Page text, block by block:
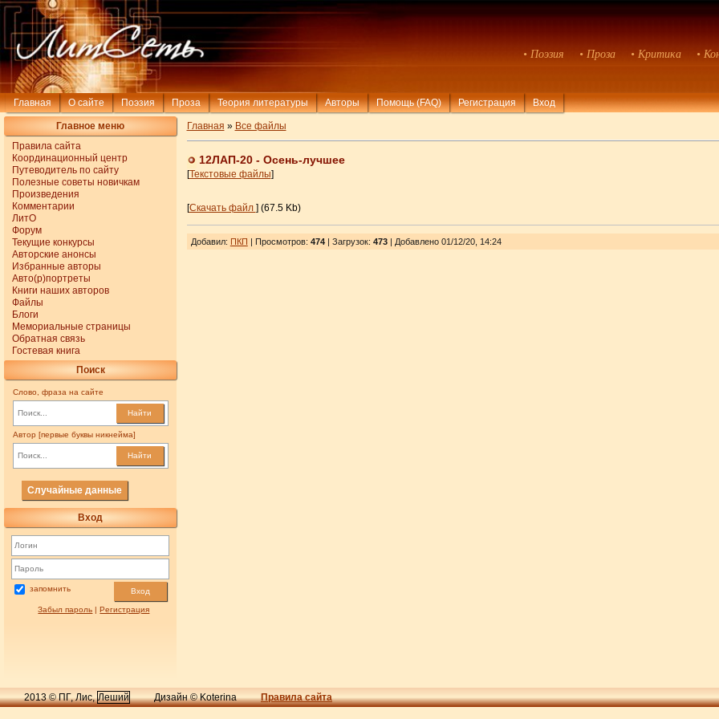
• Поэзия • Проза • Критика •
Главная О сайте Поэзия Проза Теория литературы Авторы Помощь (FAQ) Регистрация Вход
Главное меню
Правила сайта
Координационный центр
Путеводитель по сайту
Полезные советы новичкам
Произведения
Комментарии
ЛитО
Форум
Текущие конкурсы
Авторские анонсы
Избранные авторы
Авто(р)портреты
Книги наших авторов
Файлы
Блоги
Мемориальные страницы
Обратная связь
Гостевая книга
Поиск
Слово, фраза на сайте
Найти
Автор [первые буквы никнейма]
Найти
Случайные данные
Вход
запомнить Вход
Забыл пароль |Регистрация
Главная » Все файлы
12ЛАП-20 - Осень-лучшее
[Текстовые файлы]
[Скачать файл ] (67.5 Kb)
Добавил: ПКП | Просмотров: 474| Загрузок: 473| Добавлено 01/12/20, 14:24
2013 © ПГ, Лис,Леший Дизайн © Koterina Правила сайта